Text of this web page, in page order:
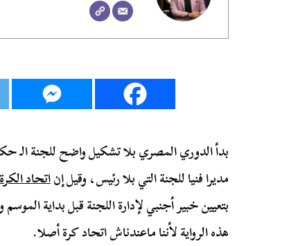
بدأ الدوري المصري بلا تشكيل واضح للجنة الـ
مديرا فنيا للجنة التي بلا رئيس، وقيل إناتحاد
بتعيين خبير أجنبي لإدارة اللجنة قبل بداية
هذه الرواية لأننا ماعندناش اتحاد كرة أصلا.